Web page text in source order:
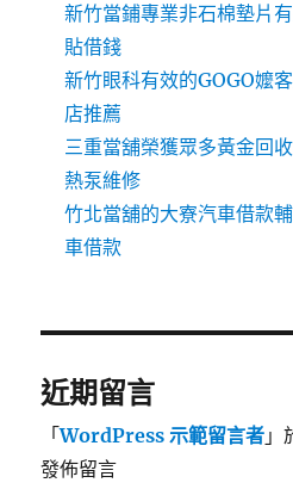
新竹當鋪專業非石棉墊片
貼借錢
新竹眼科有效的GOGO嬤
店推薦
三重當舖榮獲眾多黃金回
熱泵維修
竹北當舖的大寮汽車借款
車借款
近期留言
「WordPress 示範留言者 」
發佈留言